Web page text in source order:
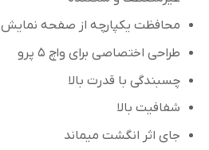
محافظت یکپارچه از صفحه نمایش
طراحی اختصاصی برای واچ 5 پرو
چسبندگی با قدرت بالا
شفافیت بالا
جای اثر انگشت میماند